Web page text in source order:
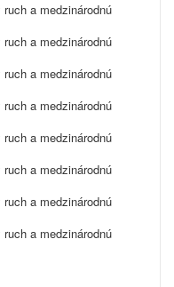
a medzinárodnú
a medzinárodnú
a medzinárodnú
a medzinárodnú
a medzinárodnú
a medzinárodnú
a medzinárodnú
a medzinárodnú